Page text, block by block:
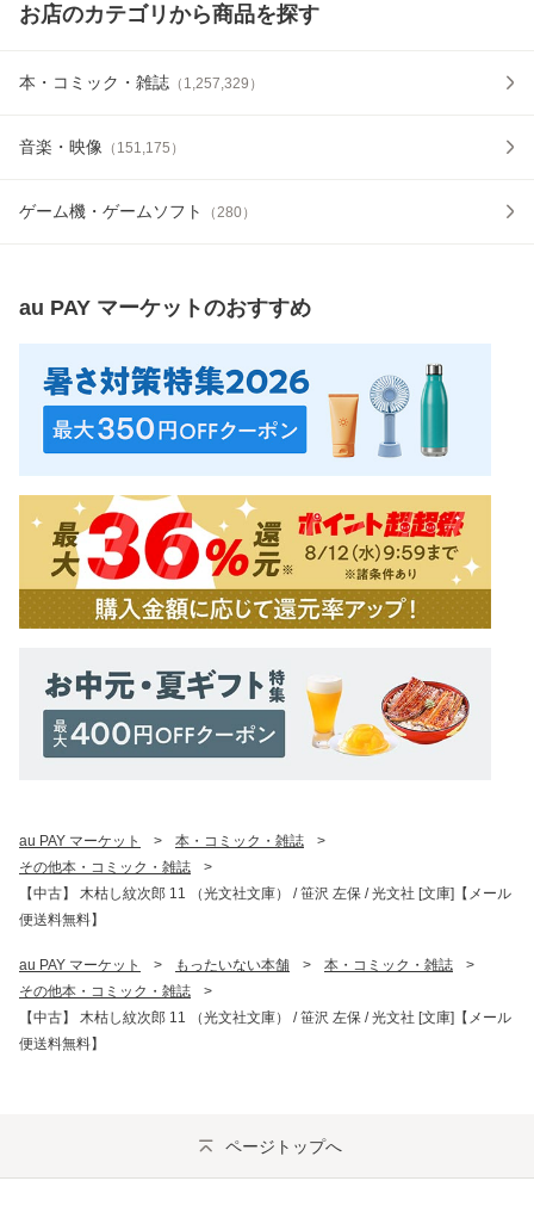
お店のカテゴリから商品を探す
本・コミック・雑誌 （ 1,257,329 ）
音楽・映像 （ 151,175 ）
ゲーム機・ゲームソフト （280）
au PAY マーケットのおすすめ
au PAY マーケット > 本・コミック・雑誌
>
その他本・コミック・雑誌
>
【中古】 木枯し紋次郎 11 （光文社文庫） / 笹沢 左保 / 光文社 [文庫]【メール
便送料無料】
au PAY マーケット > もったいない本舗 > 本・コミック・雑誌
>
その他本・コミック・雑誌
>
【中古】 木枯し紋次郎 11 （光文社文庫） / 笹沢 左保 / 光文社 [文庫]【メール
便送料無料】
ページトップへ